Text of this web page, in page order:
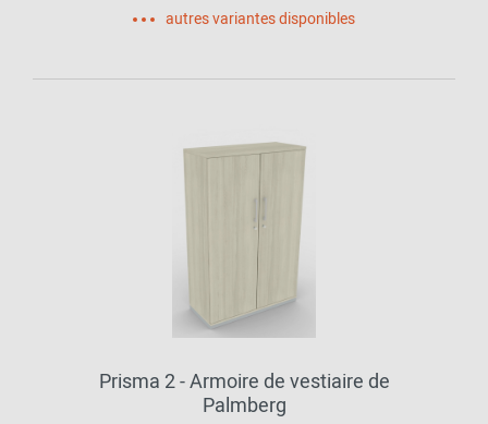
autres variantes disponibles
Prisma 2 - Armoire de vestiaire de
Palmberg